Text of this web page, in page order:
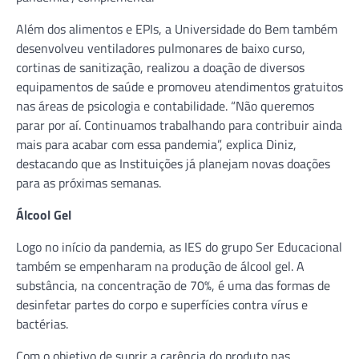
Além dos alimentos e EPIs, a Universidade do Bem também
desenvolveu ventiladores pulmonares de baixo curso,
cortinas de sanitização, realizou a doação de diversos
equipamentos de saúde e promoveu atendimentos gratuitos
nas áreas de psicologia e contabilidade. “Não queremos
parar por aí. Continuamos trabalhando para contribuir ainda
mais para acabar com essa pandemia”, explica Diniz,
destacando que as Instituições já planejam novas doações
para as próximas semanas.
Álcool Gel
Logo no início da pandemia, as IES do grupo Ser Educacional
também se empenharam na produção de álcool gel. A
substância, na concentração de 70%, é uma das formas de
desinfetar partes do corpo e superfícies contra vírus e
bactérias.